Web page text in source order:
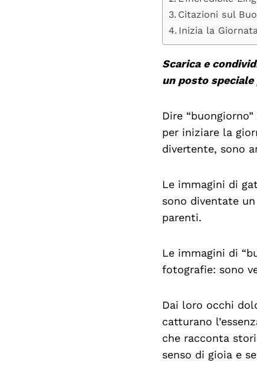
Citazioni sul
Inizia la
Scarica e
un posto
Dire
per iniziare la
divertente, sono
Le immagini di
sono diventate
parenti.
Le immagini di
fotografie: sono
Dai loro occhi
catturano
che racconta
senso di gioia e